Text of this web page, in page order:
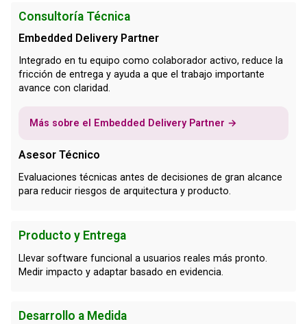
Consultoría Técnica
Embedded Delivery Partner
Integrado en tu equipo como colaborador activo, reduce la
fricción de entrega y ayuda a que el trabajo importante
avance con claridad.
Más sobre el Embedded Delivery Partner →
Asesor Técnico
Evaluaciones técnicas antes de decisiones de gran alcance
para reducir riesgos de arquitectura y producto.
Producto y Entrega
Llevar software funcional a usuarios reales más pronto.
Medir impacto y adaptar basado en evidencia.
Desarrollo a Medida